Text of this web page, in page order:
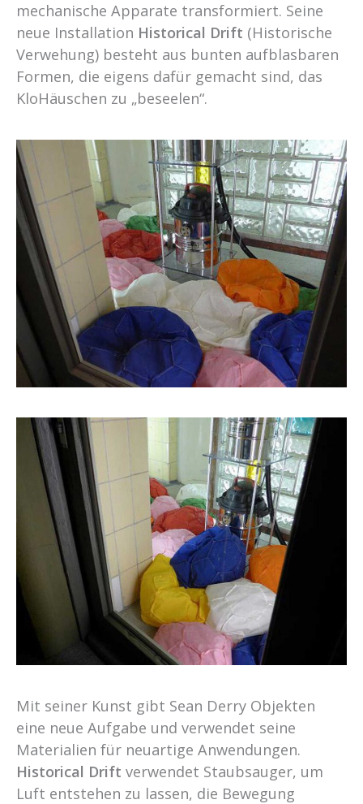
mechanische Apparate transformiert. Seine
neue Installation Historical Drift (Historische
Verwehung) besteht aus bunten aufblasbaren
Formen, die eigens dafür gemacht sind, das
KloHäuschen zu „beseelen“.
Mit seiner Kunst gibt Sean Derry Objekten
eine neue Aufgabe und verwendet seine
Materialien für neuartige Anwendungen.
Historical Drift verwendet Staubsauger, um
Luft entstehen zu lassen, die Bewegung